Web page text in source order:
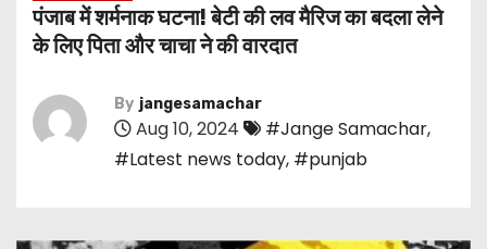
पंजाब में शर्मनाक घटना! बेटी की लव मैरिज का बदला लेने
के लिए पिता और चाचा ने की वारदात
By jangesamachar
Aug 10, 2024 #Jange Samachar,
#Latest news today, #punjab